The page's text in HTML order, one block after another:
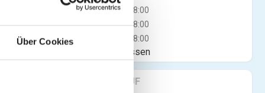
Über Cookies
Do
08:00 - 18:00
Fr
08:00 - 18:00
Sa
08:00 - 18:00
Jetzt geschlossen
FINDE UNS AUF